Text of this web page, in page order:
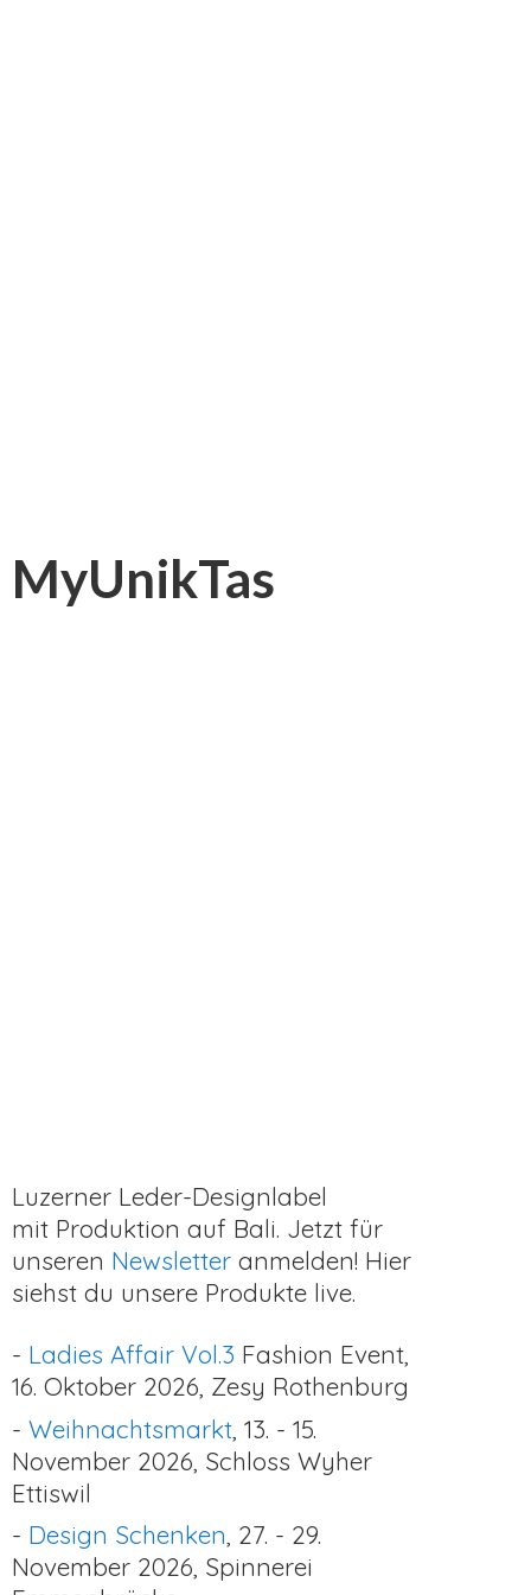
MyUnikTas
Luzerner Leder-Designlabel
mit Produktion auf Bali. Jetzt für
unseren Newsletter anmelden! Hier
siehst du unsere Produkte live.
- Ladies Affair Vol.3 Fashion Event,
16. Oktober 2026, Zesy Rothenburg
- Weihnachtsmarkt , 13. - 15.
November 2026, Schloss Wyher
Ettiswil
- Design Schenken , 27. - 29.
November 2026, Spinnerei